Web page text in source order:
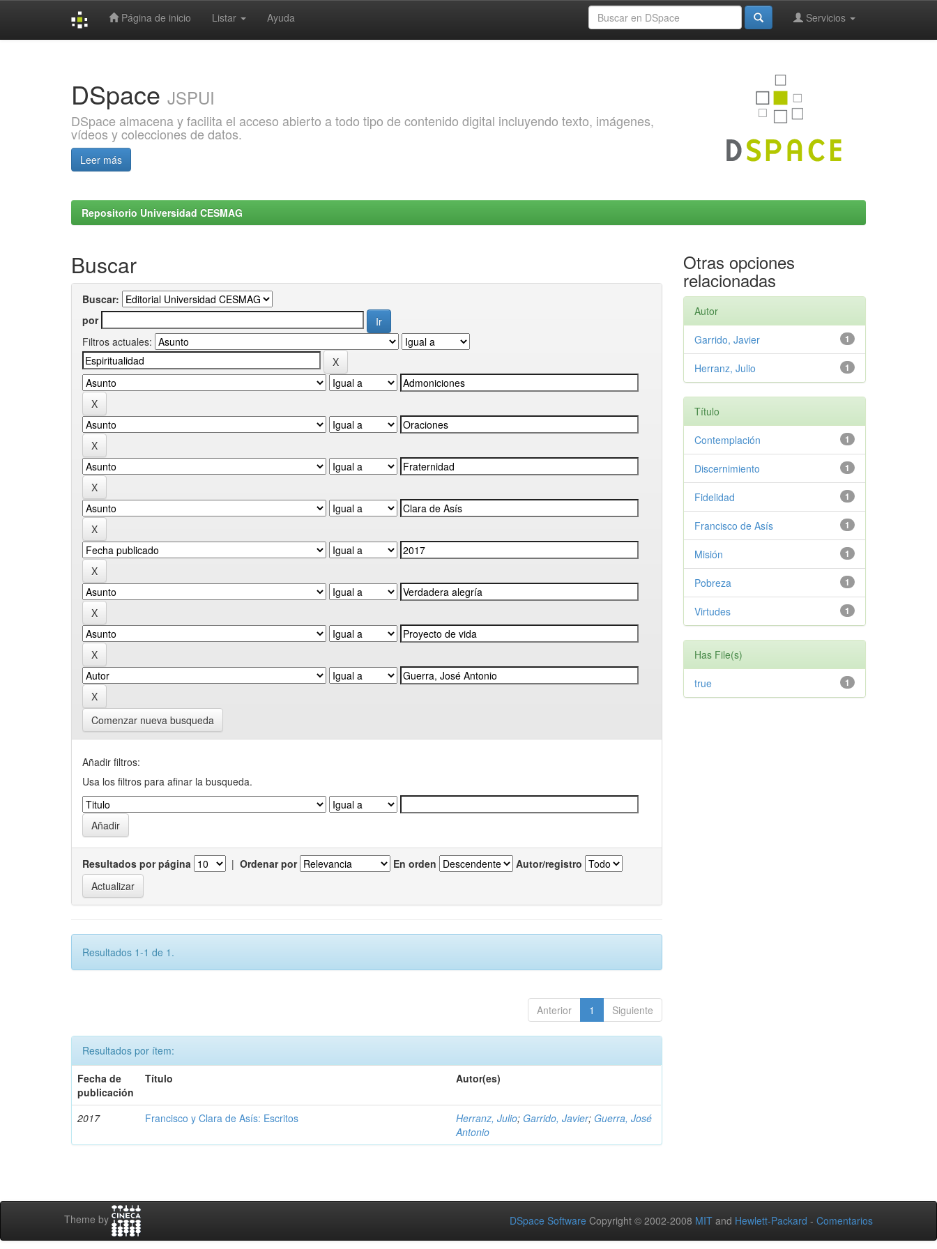
Página de inicio Listar Ayuda Servicios
DSpace JSPUI
DSpace almacena y facilita el acceso abierto a todo tipo de contenido digital incluyendo texto, imágenes,
vídeos y colecciones de datos.
Leer más
Repositorio Universidad CESMAG
Buscar
Buscar:
por
Filtros actuales:
Comenzar nueva busqueda
Añadir filtros:
Usa los filtros para afinar la busqueda.
Resultados por página | Ordenar por En orden Autor/registro
Resultados 1-1 de 1.
Anterior 1 Siguiente
Resultados por ítem:
Fecha de
publicación
Título Autor(es)
2017 Francisco y Clara de Asís: Escritos Herranz, Julio; Garrido, Javier; Guerra, José
Antonio
Otras opciones
relacionadas
Autor
1
Garrido, Javier
1
Herranz, Julio
Título
1
Contemplación
1
Discernimiento
1
Fidelidad
1
Francisco de Asís
1
Misión
1
Pobreza
1
Virtudes
Has File(s)
1
true
Theme by DSpace Software Copyright © 2002-2008 MIT and Hewlett-Packard - Comentarios